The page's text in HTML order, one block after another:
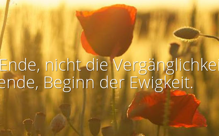
nicht die
Beginn der Ewigkeit.